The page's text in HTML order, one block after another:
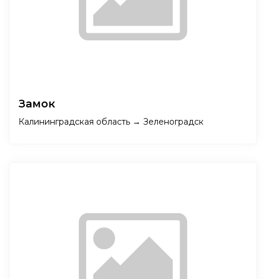
Замок
Калининградская область → Зеленоградск